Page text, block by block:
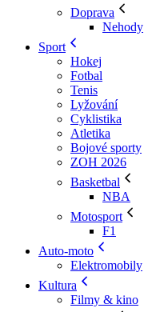
Doprava
Nehody
Sport
Hokej
Fotbal
Tenis
Lyžování
Cyklistika
Atletika
Bojové sporty
ZOH 2026
Basketbal
NBA
Motosport
F1
Auto-moto
Elektromobily
Kultura
Filmy & kino